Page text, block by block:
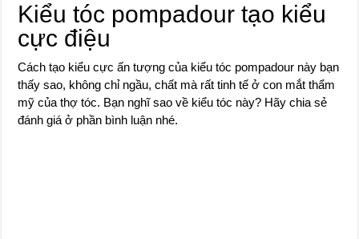
Kiểu tóc pompadour tạo kiểu
cực điệu
Cách tạo kiểu cực ấn tượng của kiểu tóc pompadour này bạn
thấy sao, không chỉ ngầu, chất mà rất tinh tế ở con mắt thẩm
mỹ của thợ tóc. Bạn nghĩ sao về kiểu tóc này? Hãy chia sẻ
đánh giá ở phần bình luận nhé.